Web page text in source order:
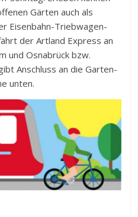
Gärten auch als
Eisenbahn-Triebwagen-
der Artland Express an
und Osnabrück bzw.
Anschluss an die Garten-
unten.